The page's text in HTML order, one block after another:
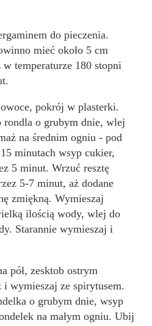
do pieczenia.
mieć około 5 cm
temperaturze 180 stopni
pokrój w plasterki.
rondla o grubym dnie, wlej
na średnim ogniu - pod
minutach wsyp cukier,
5 minut. Wrzuć resztę
5-7 minut, aż dodane
zmiękną. Wymieszaj
ilością wody, wlej do
Starannie wymieszaj i
pół, zesktob ostrym
i wymieszaj ze spirytusem.
o grubym dnie, wsyp
na małym ogniu. Ubij